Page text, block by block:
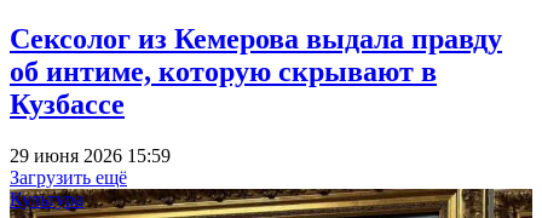
Сексолог из Кемерова выдала правду
об интиме, которую скрывают в
Кузбассе
29 июня 2026 15:59
Загрузить ещё
Культура